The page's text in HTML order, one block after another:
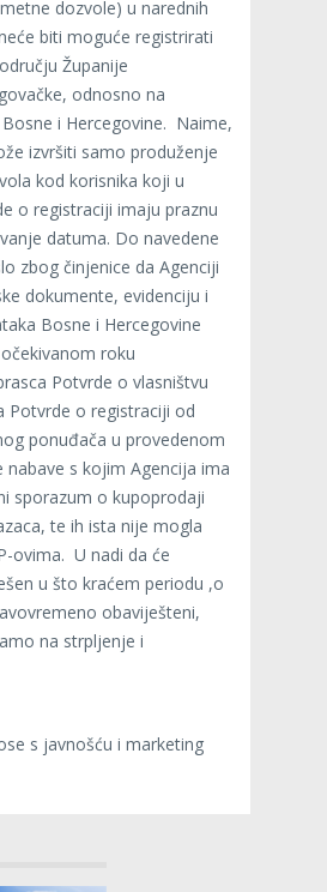
dozvole) u narednih
biti moguće registrirati
Županije
odnosno na
i Hercegovine. Naime,
izvršiti samo produženje
kod korisnika koji u
o registraciji imaju praznu
datuma. Do navedene
zbog činjenice da Agenciji
dokumente, evidenciju i
Bosne i Hercegovine
roku
Potvrde o vlasništvu
Potvrde o registraciji od
ponuđača u provedenom
nabave s kojim Agencija ima
sporazum o kupoprodaji
te ih ista nije mogla
ovima. U nadi da će
u što kraćem periodu ,o
obaviješteni,
na strpljenje i
s javnošću i marketing